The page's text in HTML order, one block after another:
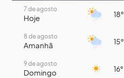
7 de agosto
Hoje 18°
8 de agosto
Amanhã 15°
9 de agosto
Domingo 16°